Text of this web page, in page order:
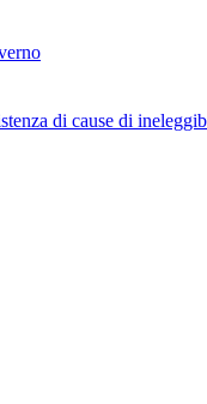
di cause di